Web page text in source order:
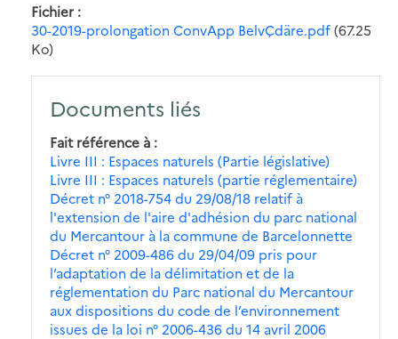
Fichier
30-2019-prolongation ConvApp BelvÇdäre.pdf(67.25
Ko)
Documents liés
Fait référence à
Livre III : Espaces naturels (Partie législative)
Livre III : Espaces naturels (partie réglementaire)
Décret n° 2018-754 du 29/08/18 relatif à
l'extension de l'aire d'adhésion du parc national
du Mercantour à la commune de Barcelonnette
Décret n° 2009-486 du 29/04/09 pris pour
l’adaptation de la délimitation et de la
réglementation du Parc national du Mercantour
aux dispositions du code de l’environnement
issues de la loi n° 2006-436 du 14 avril 2006